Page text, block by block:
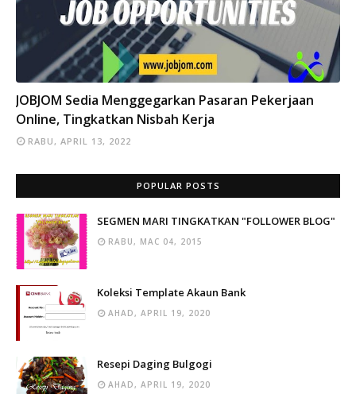
INFO
JOBJOM Sedia Menggegarkan Pasaran Pekerjaan
Online, Tingkatkan Nisbah Kerja
RABU, APRIL 13, 2022
POPULAR POSTS
SEGMEN MARI TINGKATKAN "FOLLOWER BLOG"
RABU, MAC 04, 2015
Koleksi Template Akaun Bank
AHAD, APRIL 19, 2020
Resepi Daging Bulgogi
AHAD, APRIL 19, 2020